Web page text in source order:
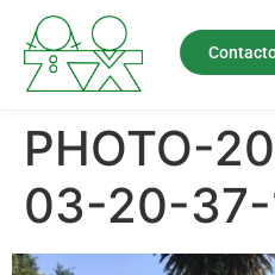
PHOTO-
03-20-37-